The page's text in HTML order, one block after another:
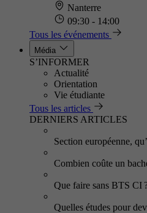
Nanterre
09:30 - 14:00
Tous les événements
Média
S’INFORMER
Actualité
Orientation
Vie étudiante
Tous les articles
DERNIERS ARTICLES
Section européenne,
Combien coûte un
Que faire sans BTS CI
Quelles études pour